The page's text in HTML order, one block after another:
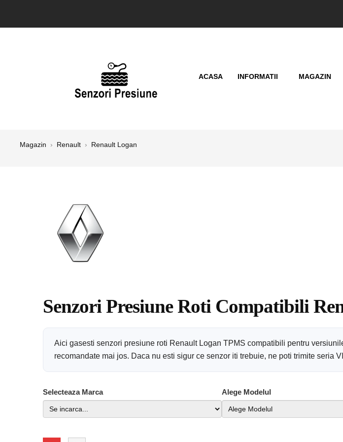
ACASA INFORMATII MAGAZIN
Magazin › Renault › Renault Logan
Senzori Presiune Roti Compatibili
Aici gasesti senzori presiune roti Renault Logan TPMS compatibili pentru
recomandate mai jos. Daca nu esti sigur ce senzor iti trebuie, ne poti trimite seria
Selecteaza Marca Alege Modelul